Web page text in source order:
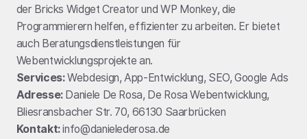
der Bricks Widget Creator und WP Monkey, die
Programmierern helfen, effizienter zu arbeiten. Er bietet
auch Beratungsdienstleistungen für
Webentwicklungsprojekte an.
Services:Webdesign, App-Entwicklung, SEO, Google Ads
Adresse:Daniele De Rosa, De Rosa Webentwicklung,
Bliesransbacher Str. 70, 66130 Saarbrücken
Kontakt:info@danielederosa.de